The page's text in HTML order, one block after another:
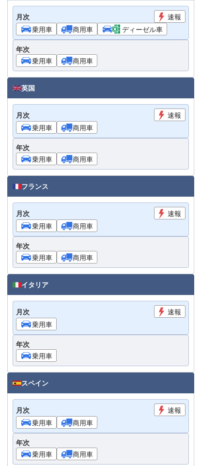
月次
速報
乗用車
商用車 ディーゼル車
年次
乗用車
商用車
英国
月次
速報
乗用車
商用車
年次
乗用車
商用車
フランス
月次
速報
乗用車
商用車
年次
乗用車
商用車
イタリア
月次
速報
乗用車
年次
乗用車
スペイン
月次
速報
乗用車
商用車
年次
乗用車
商用車